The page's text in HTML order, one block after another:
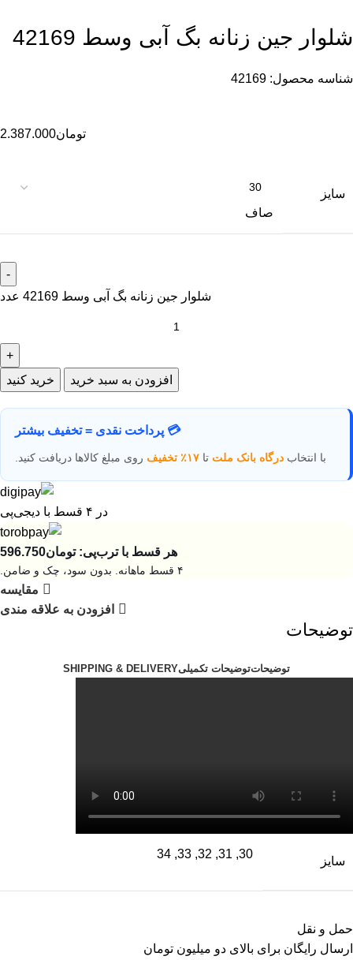
شلوار جین زنانه بگ آبی وسط 42169
شناسه محصول: 42169
تومان2.387.000
سایز
صاف
شلوار جین زنانه بگ آبی وسط 42169 عدد
افزودن به سبد خرید خرید کنید
💳 پرداخت نقدی = تخفیف بیشتر
با انتخاب درگاه بانک ملت تا ۱۷٪ تخفیف روی مبلغ کالاها دریافت کنید.
در ۴ قسط با دیجی‌پی
هر قسط با ترب‌پی:تومان596.750
۴ قسط ماهانه. بدون سود، چک و ضامن.
مقایسه
افزودن به علاقه مندی
توضیحات
توضیحاتتوضیحات تکمیلیSHIPPING & DELIVERY
سایز
30, 31, 32, 33, 34
حمل و نقل
ارسال رایگان برای بالای دو میلیون تومان